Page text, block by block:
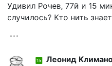
Удивил Рочев, 77й и 15
случилось? Кто нить
15 Леонид